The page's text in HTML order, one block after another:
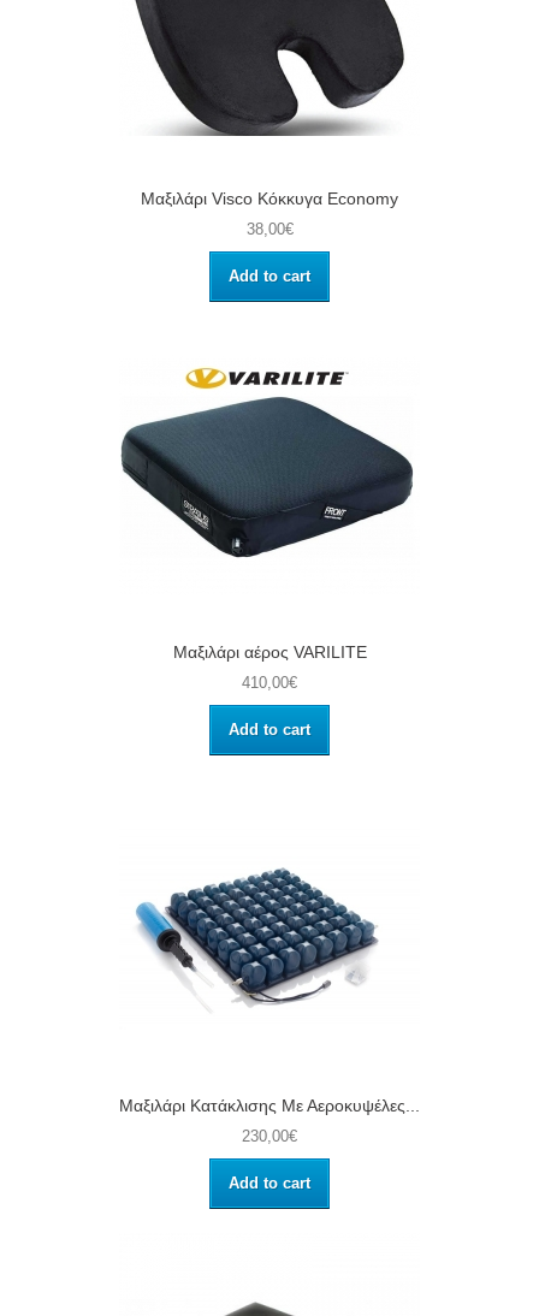
Μαξιλάρι Visco Κόκκυγα Economy
38,00€
Add to cart
Μαξιλάρι αέρος VARILITE
410,00€
Add to cart
Μαξιλάρι Κατάκλισης Με Αεροκυψέλες...
230,00€
Add to cart